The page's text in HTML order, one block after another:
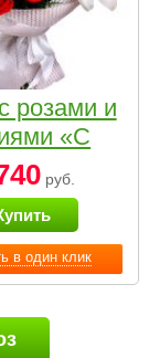
в один клик
розами и
«С
руб.